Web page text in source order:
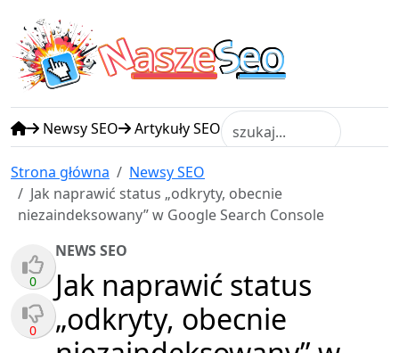
NaszeSeo
Newsy SEO Artykuły SEO
Strona główna
Newsy SEO
Jak naprawić status „odkryty, obecnie
niezaindeksowany” w Google Search Console
0
0
NEWS SEO
Jak naprawić status
„odkryty, obecnie